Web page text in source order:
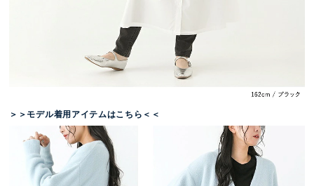
＞＞モデル着用アイテムはこちら＜＜